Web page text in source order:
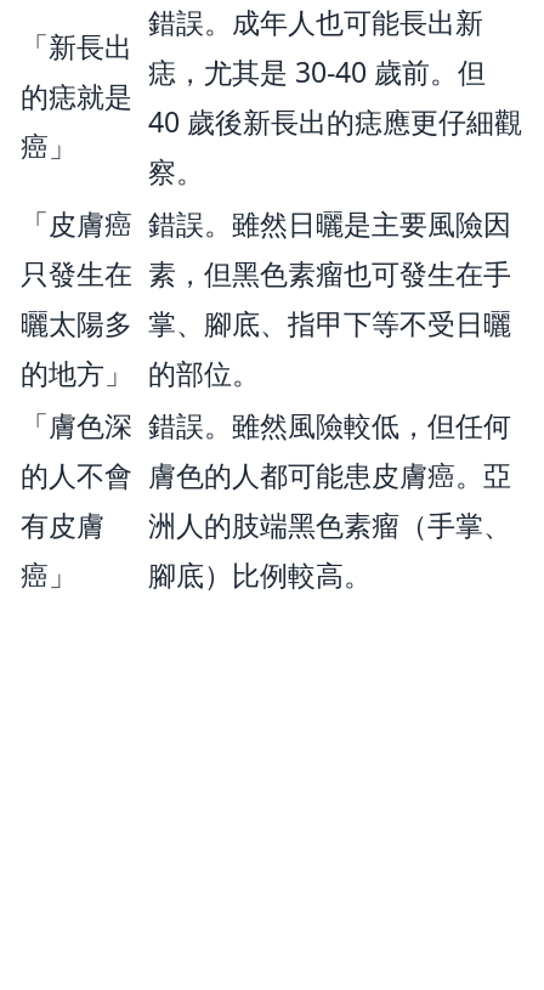
「新長出
的痣就是
癌」
錯誤。成年人也可能長出新
痣，尤其是 30-40 歲前。但
40 歲後新長出的痣應更仔細觀
察。
「皮膚癌
只發生在
曬太陽多
的地方」
錯誤。雖然日曬是主要風險因
素，但黑色素瘤也可發生在手
掌、腳底、指甲下等不受日曬
的部位。
「膚色深
的人不會
有皮膚
癌」
錯誤。雖然風險較低，但任何
膚色的人都可能患皮膚癌。亞
洲人的肢端黑色素瘤（手掌、
腳底）比例較高。